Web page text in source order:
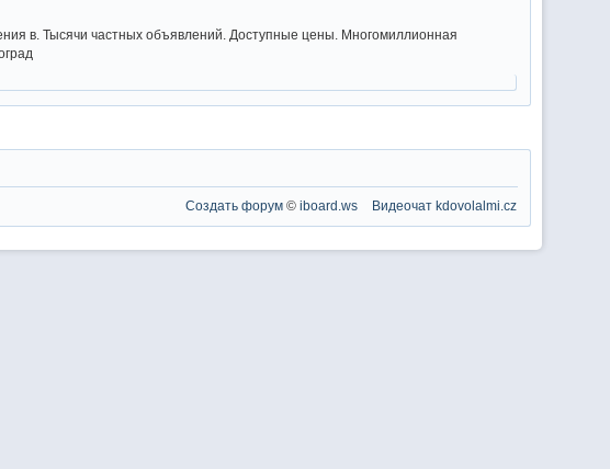
в. Тысячи частных объявлений. Доступные цены. Многомиллионная
Создать форум ©iboard.ws Видеочат kdovolalmi.cz